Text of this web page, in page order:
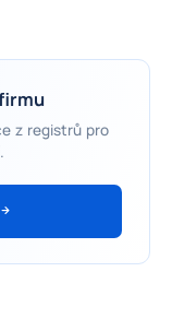
z registrů pro